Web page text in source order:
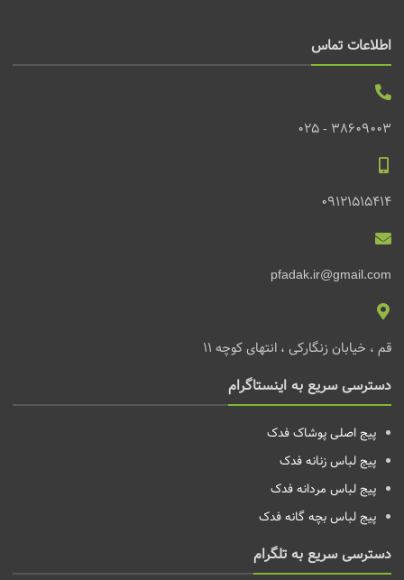
اطلاعات تماس
38609003 - 025
09121515414
pfadak.ir@gmail.com
قم ، خیابان زنگارکی ، انتهای کوچه 11
دسترسی سریع به اینستاگرام
پیج اصلی پوشاک فدک
پیج لباس زنانهفدک
پیج لباس مردانهفدک
پیج لباس بچه گانهفدک
دسترسی سریع به تلگرام